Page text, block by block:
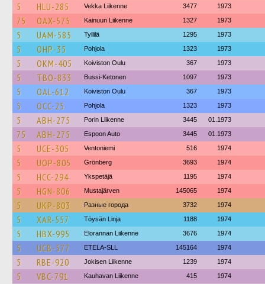
5 HLU-285 Vekka Liikenne 3477 1973
75 OAX-575 Kainuun Liikenne 1327 1973
5 UAM-585 Tyllilä 1295 1973
5 OHP-35 Pohjola 1323 1973
5 OKM-405 Koiviston Oulu 367 1973
5 TBO-833 Bussi-Ketonen 1097 1973
5 OAL-612 Koiviston Oulu 367 1973
5 OCC-25 Pohjola 1323 1973
5 ABH-275 Porin Liikenne 3445 01.1973
75 ABH-275 Espoon Auto 3445 01.1973
5 UCE-305 Ventoniemi 516 1974
5 UOP-805 Grönberg 3693 1974
5 HCC-294 Ykspetäjä 1195 1974
5 HGN-806 Mustajärven 145065 1974
5 UKP-803 Разные города 3732 1974
5 XAR-557 Töysän Linja 1188 1974
5 HBX-995 Elorannan Liikenne 3676 1974
5 UCB-577 ETELA-SLL 145164 1974
5 RBE-920 Jokisen Liikenne 1239 1974
5 VBC-791 Kauhavan Liikenne 415 1974